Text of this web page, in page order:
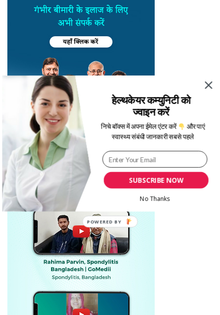
SUBSCRIBE NOW
हेल्थकेयर कम्युनिटी को
ज्वाइन करें
निचे बॉक्स में अपना ईमेल एंटर करें
और पाएं
स्वास्थ्य संबंधी जानकारी सबसे पहले
No Thanks
POWERED BY